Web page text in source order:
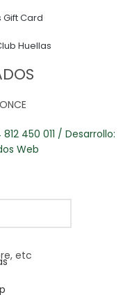
Card
Huellas
450 011 / Desarrollo:
Web
etc